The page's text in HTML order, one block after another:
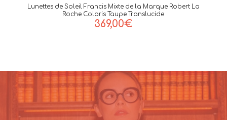
Lunettes de Soleil Francis Mixte de la Marque Robert La
Roche Coloris Taupe Translucide
369,00€